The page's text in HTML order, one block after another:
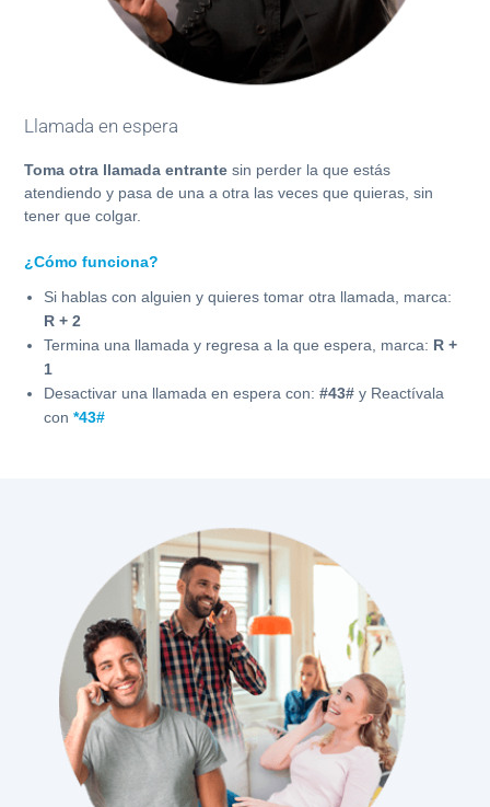
Llamada en espera
Toma otra llamada entrante sin perder la que estás
atendiendo y pasa de una a otra las veces que quieras, sin
tener que colgar.
¿Cómo funciona?
Si hablas con alguien y quieres tomar otra llamada, marca:
R + 2
Termina una llamada y regresa a la que espera, marca: R +
1
Desactivar una llamada en espera con:#43#y Reactívala
con*43#